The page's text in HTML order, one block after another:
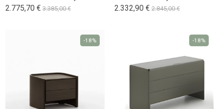
2.775,70 € 3.385,00 € 2.332,90 € 2.845,00 €
-18% -18%